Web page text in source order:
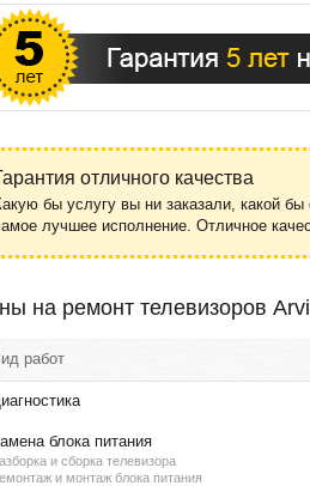
отличного качества
бы услугу вы ни заказали, какой
лучшее исполнение. Отличное
на ремонт телевизоров
работ
блока питания
и сборка телевизора
и монтаж блока питания